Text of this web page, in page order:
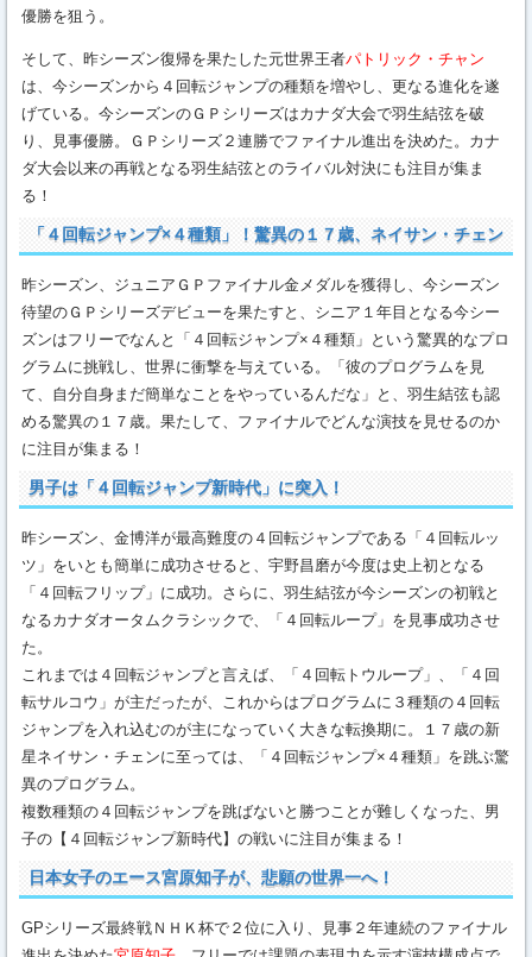
優勝を狙う。
そして、昨シーズン復帰を果たした元世界王者パトリック・チャン
は、今シーズンから４回転ジャンプの種類を増やし、更なる進化を遂
げている。今シーズンのＧＰシリーズはカナダ大会で羽生結弦を破
り、見事優勝。ＧＰシリーズ２連勝でファイナル進出を決めた。カナ
ダ大会以来の再戦となる羽生結弦とのライバル対決にも注目が集ま
る！
「４回転ジャンプ×４種類」！驚異の１７歳、ネイサン・チェン
昨シーズン、ジュニアＧＰファイナル金メダルを獲得し、今シーズン
待望のＧＰシリーズデビューを果たすと、シニア１年目となる今シー
ズンはフリーでなんと「４回転ジャンプ×４種類」という驚異的なプロ
グラムに挑戦し、世界に衝撃を与えている。「彼のプログラムを見
て、自分自身まだ簡単なことをやっているんだな」と、羽生結弦も認
める驚異の１７歳。果たして、ファイナルでどんな演技を見せるのか
に注目が集まる！
男子は「４回転ジャンプ新時代」に突入！
昨シーズン、金博洋が最高難度の４回転ジャンプである「４回転ルッ
ツ」をいとも簡単に成功させると、宇野昌磨が今度は史上初となる
「４回転フリップ」に成功。さらに、羽生結弦が今シーズンの初戦と
なるカナダオータムクラシックで、「４回転ループ」を見事成功させ
た。
これまでは４回転ジャンプと言えば、「４回転トウループ」、「４回
転サルコウ」が主だったが、これからはプログラムに３種類の４回転
ジャンプを入れ込むのが主になっていく大きな転換期に。１７歳の新
星ネイサン・チェンに至っては、「４回転ジャンプ×４種類」を跳ぶ驚
異のプログラム。
複数種類の４回転ジャンプを跳ばないと勝つことが難しくなった、男
子の【４回転ジャンプ新時代】の戦いに注目が集まる！
日本女子のエース宮原知子が、悲願の世界一へ！
GPシリーズ最終戦ＮＨＫ杯で２位に入り、見事２年連続のファイナル